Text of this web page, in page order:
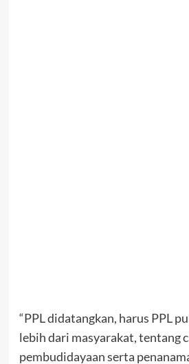
“PPL didatangkan, harus PPL
lebih dari masyarakat, tentang
pembudidayaan serta